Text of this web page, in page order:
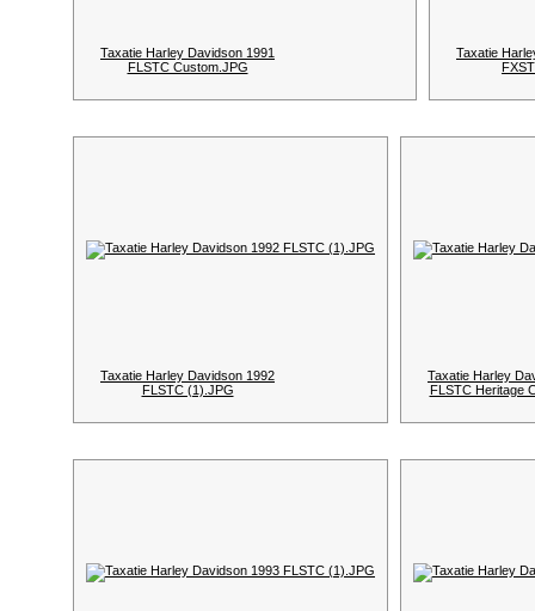
Taxatie Harley Davidson 1991
FLSTC Custom.JPG
Taxatie
Taxatie Harley Davidson 1992
FLSTC (1).JPG
Taxatie Harley
FLSTC Heritage